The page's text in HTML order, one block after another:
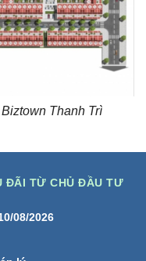
Thanh Trì
ĐÃI TỪ CHỦ ĐẦU TƯ
08/2026